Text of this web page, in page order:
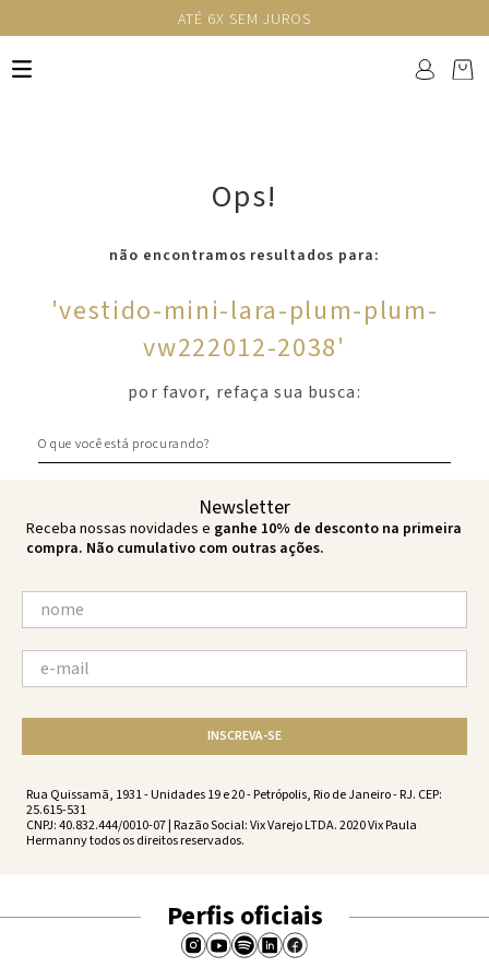
ATÉ 6X SEM JUROS
Ops!
não encontramos resultados para:
'vestido-mini-lara-plum-plum-
vw222012-2038'
por favor, refaça sua busca:
Newsletter
Receba nossas novidades e ganhe 10% de desconto na primeira
compra. Não cumulativo com outras ações.
INSCREVA-SE
Rua Quissamã, 1931 - Unidades 19 e 20 - Petrópolis, Rio de Janeiro - RJ. CEP:
25.615-531
CNPJ: 40.832.444/0010-07 | Razão Social: Vix Varejo LTDA. 2020 Vix Paula
Hermanny todos os direitos reservados.
Perfis oficiais